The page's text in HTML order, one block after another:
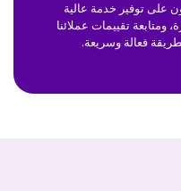
على توفير خدمة عالية
ومتابعة تقييمات عملائنا
فعالة وسريعة.